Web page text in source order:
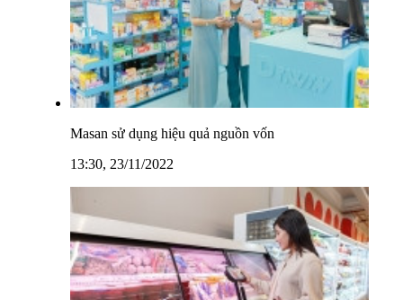
Masan sử dụng hiệu quả nguồn vốn
13:30, 23/11/2022